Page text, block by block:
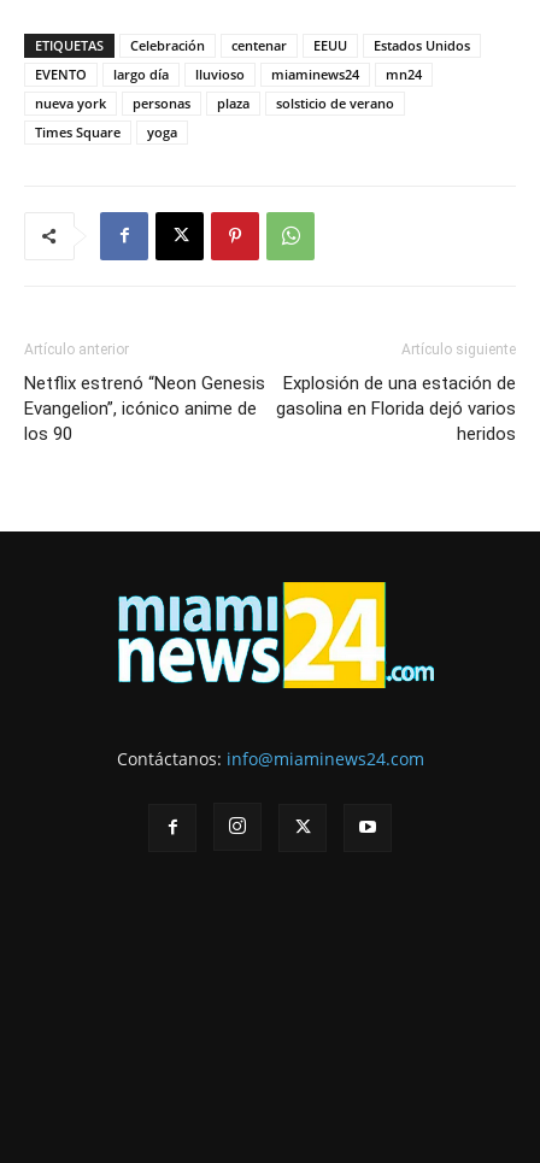
ETIQUETAS Celebración centenar EEUU
Estados Unidos
EVENTO
largo día lluvioso miaminews24
mn24
nueva york
personas plaza
solsticio de verano
Times Square
yoga
Artículo anterior
Netflix estrenó “Neon Genesis
Evangelion”, icónico anime de
los 90
Artículo siguiente
Explosión de una estación de
gasolina en Florida dejó varios
heridos
Contáctanos: info@miaminews24.com